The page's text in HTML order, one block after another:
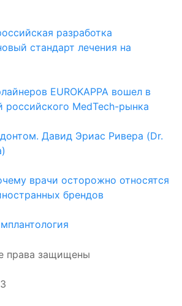
разработка
стандарт лечения на
EUROKAPPA вошел в
MedTech-рынка
Давид Эриас Ривера (Dr.
врачи осторожно относятся
брендов
права защищены